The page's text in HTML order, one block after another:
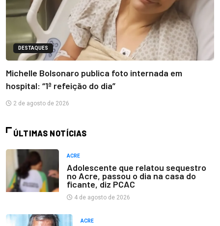
DESTAQUES
Michelle Bolsonaro publica foto internada em
hospital: “1ª refeição do dia”
2 de agosto de 2026
ÚLTIMAS NOTÍCIAS
ACRE
Adolescente que relatou sequestro
no Acre, passou o dia na casa do
ficante, diz PCAC
4 de agosto de 2026
ACRE